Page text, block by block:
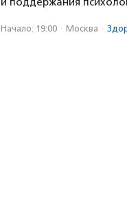
Начало: 19:00 · Москва ·